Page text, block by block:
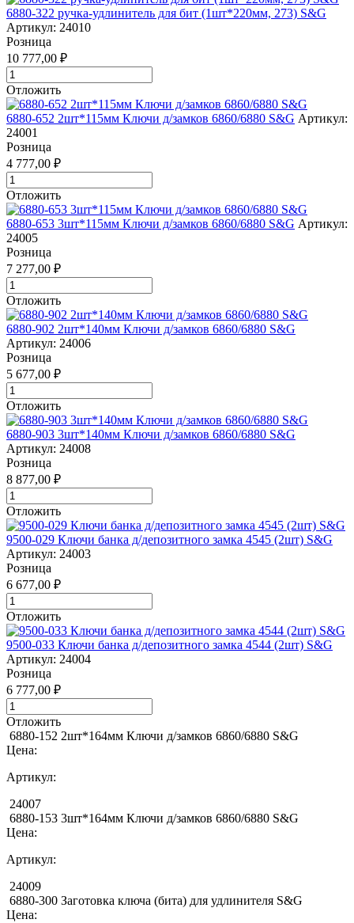
6880-322 ручка-удлинитель для бит (1шт*220мм, 273) S&G
Артикул: 24010
Розница
10 777,00 ₽
Отложить
6880-652 2шт*115мм Ключи д/замков 6860/6880 S&G Артикул:
24001
Розница
4 777,00 ₽
Отложить
6880-653 3шт*115мм Ключи д/замков 6860/6880 S&G Артикул:
24005
Розница
7 277,00 ₽
Отложить
6880-902 2шт*140мм Ключи д/замков 6860/6880 S&G
Артикул: 24006
Розница
5 677,00 ₽
Отложить
6880-903 3шт*140мм Ключи д/замков 6860/6880 S&G
Артикул: 24008
Розница
8 877,00 ₽
Отложить
9500-029 Ключи банка д/депозитного замка 4545 (2шт) S&G
Артикул: 24003
Розница
6 677,00 ₽
Отложить
9500-033 Ключи банка д/депозитного замка 4544 (2шт) S&G
Артикул: 24004
Розница
6 777,00 ₽
Отложить
6880-152 2шт*164мм Ключи д/замков 6860/6880 S&G
Цена:
Артикул:
24007
6880-153 3шт*164мм Ключи д/замков 6860/6880 S&G
Цена:
Артикул:
24009
6880-300 Заготовка ключа (бита) для удлинителя S&G
Цена: